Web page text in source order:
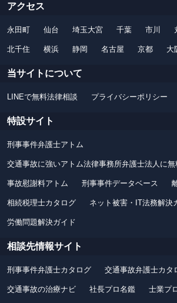
アクセス
永田町 仙台 埼玉大宮 千葉 市川
北千住 横浜 静岡 名古屋 京都 大
当サイトについて
LINEで無料法律相談 プライバシーポリシー
特設サイト
刑事事件弁護士アトム
交通事故に強いアトム法律事務所弁護士法人に無
事故慰謝料アトム 刑事事件データベース
相続税理士カタログ ネット被害・IT法務解決
労働問題解決ガイド
相談先情報サイト
刑事事件弁護士カタログ 交通事故弁護士カタ
交通事故の治療ナビ 社長プロ名鑑 士業プ